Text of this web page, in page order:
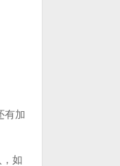
有加
如